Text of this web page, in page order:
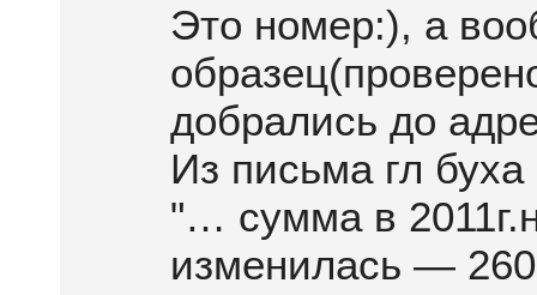
Это номер:), а
добрались до
Из письма гл
"… сумма в
изменилась —